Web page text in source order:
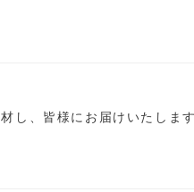
し、皆様にお届けいたします